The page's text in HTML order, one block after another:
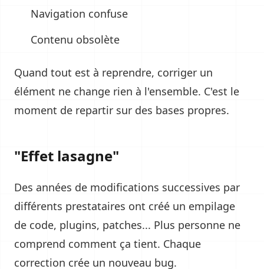
Navigation confuse
Contenu obsolète
Quand tout est à reprendre, corriger un
élément ne change rien à l'ensemble. C'est le
moment de repartir sur des bases propres.
"Effet lasagne"
Des années de modifications successives par
différents prestataires ont créé un empilage
de code, plugins, patches... Plus personne ne
comprend comment ça tient. Chaque
correction crée un nouveau bug.